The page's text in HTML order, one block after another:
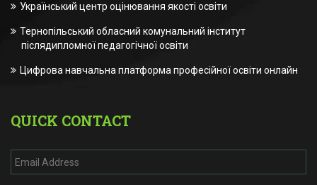
Український центр оцінювання якості освіти
Тернопільський обласний комунальний інститут
післядипломної педагогічної освіти
Цифрова навчальна платформа професійної освіти онлайн
QUICK CONTACT